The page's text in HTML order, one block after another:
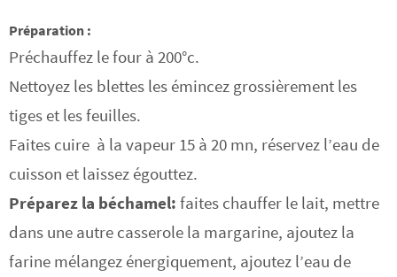
Préparation :
Préchauffez le four à 200°c.
Nettoyez les blettes les émincez grossièrement les
tiges et les feuilles.
Faites cuire à la vapeur 15 à 20 mn, réservez l’eau de
cuisson et laissez égouttez.
Préparez la béchamel: faites chauffer le lait, mettre
dans une autre casserole la margarine, ajoutez la
farine mélangez énergiquement, ajoutez l’eau de